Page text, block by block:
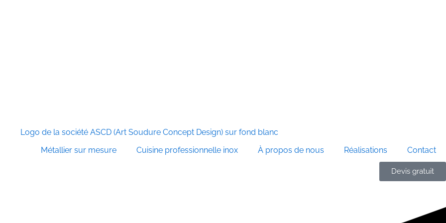
Métallier sur mesure Cuisine professionnelle inox À propos de nous Réalisations Contact
Devis gratuit